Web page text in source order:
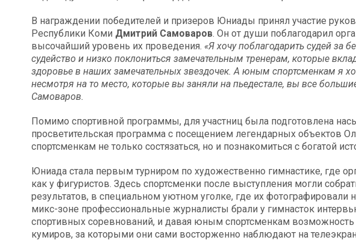
В награждении победителей и призеров Юниады принял участие
Республики Коми Дмитрий Самоваров. Он от души поблагодарил
высочайший уровень их проведения. «Я хочу поблагодарить судей за
судейство и низко поклониться замечательным тренерам, которые
здоровье в наших замечательных звездочек. А юным спортсменкам я
несмотря на то место, которые вы заняли на пьедестале, вы все
Самоваров.
Помимо спортивной программы, для участниц была подготовлена
просветительская программа с посещением легендарных объектов
спортсменкам не только состязаться, но и познакомиться с богатой
Юниада стала первым турниром по художественно гимнастике, где
как у фигуристов. Здесь спортсменки после выступления могли
результатов, в специальном уютном уголке, где их фотографировали
микс-зоне профессиональные журналисты брали у гимнасток
спортивных соревнований, и давая юным спортсменкам возможность
кумиров, за которыми они сами восторженно наблюдают на